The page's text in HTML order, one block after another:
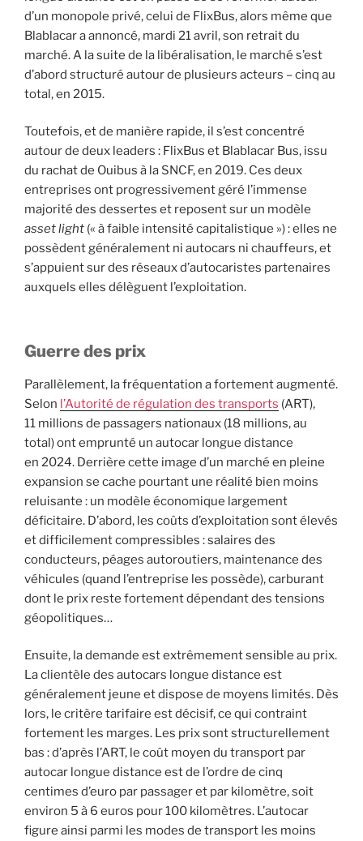
d’un monopole privé, celui de FlixBus, alors même que
Blablacar a annoncé, mardi 21 avril, son retrait du
marché. A la suite de la libéralisation, le marché s’est
d’abord structuré autour de plusieurs acteurs – cinq au
total, en 2015.
Toutefois, et de manière rapide, il s’est concentré
autour de deux leaders : FlixBus et Blablacar Bus, issu
du rachat de Ouibus à la SNCF, en 2019. Ces deux
entreprises ont progressivement géré l’immense
majorité des dessertes et reposent sur un modèle
asset light (« à faible intensité capitalistique ») : elles ne
possèdent généralement ni autocars ni chauffeurs, et
s’appuient sur des réseaux d’autocaristes partenaires
auxquels elles délèguent l’exploitation.
Guerre des prix
Parallèlement, la fréquentation a fortement augmenté.
Selon l’Autorité de régulation des transports (ART),
11 millions de passagers nationaux (18 millions, au
total) ont emprunté un autocar longue distance
en 2024. Derrière cette image d’un marché en pleine
expansion se cache pourtant une réalité bien moins
reluisante : un modèle économique largement
déficitaire. D’abord, les coûts d’exploitation sont élevés
et difficilement compressibles : salaires des
conducteurs, péages autoroutiers, maintenance des
véhicules (quand l’entreprise les possède), carburant
dont le prix reste fortement dépendant des tensions
géopolitiques…
Ensuite, la demande est extrêmement sensible au prix.
La clientèle des autocars longue distance est
généralement jeune et dispose de moyens limités. Dès
lors, le critère tarifaire est décisif, ce qui contraint
fortement les marges. Les prix sont structurellement
bas : d’après l’ART, le coût moyen du transport par
autocar longue distance est de l’ordre de cinq
centimes d’euro par passager et par kilomètre, soit
environ 5 à 6 euros pour 100 kilomètres. L’autocar
figure ainsi parmi les modes de transport les moins